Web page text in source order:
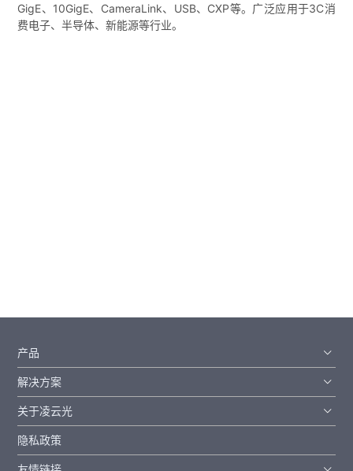
GigE、10GigE、CameraLink、USB、CXP等。广泛应用于3C消
费电子、半导体、新能源等行业。
产品
解决方案
关于凌云光
隐私政策